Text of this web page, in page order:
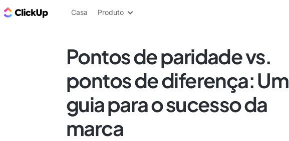
ClickUp Blogue
Casa Produto
Pontos de paridade vs.
pontos de diferença: Um
guia para o sucesso da
marca